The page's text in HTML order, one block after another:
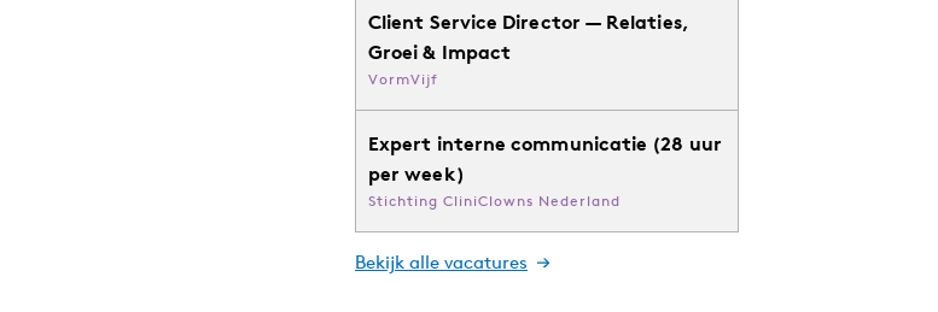
Client Service Director — Relaties,
Groei & Impact
VormVijf
Expert interne communicatie (28 uur
per week)
Stichting CliniClowns Nederland
Bekijk alle vacatures